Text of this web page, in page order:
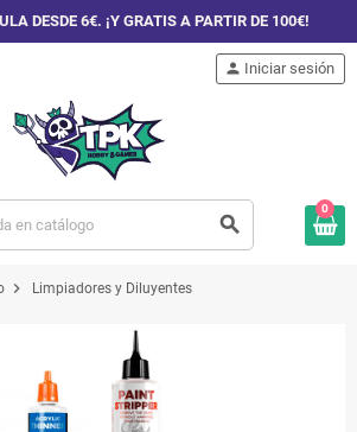
DESDE 6€. ¡Y GRATIS A PARTIR DE 100€!
search
person Iniciar sesión
0
chevron_right Limpiadores y Diluyentes